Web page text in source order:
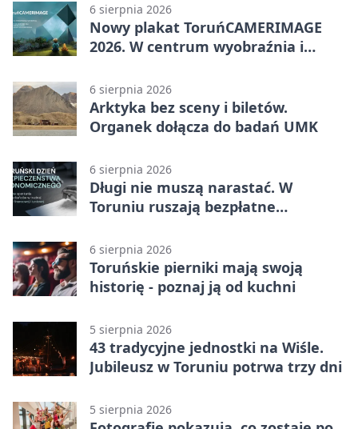
6 sierpnia 2026
Nowy plakat ToruńCAMERIMAGE
2026. W centrum wyobraźnia i
6 sierpnia 2026
Arktyka bez sceny i biletów.
Organek dołącza do badań UMK
6 sierpnia 2026
Długi nie muszą narastać. W
Toruniu ruszają bezpłatne
6 sierpnia 2026
Toruńskie pierniki mają swoją
historię - poznaj ją od kuchni
5 sierpnia 2026
43 tradycyjne jednostki na Wiśle.
Jubileusz w Toruniu potrwa trzy dni
5 sierpnia 2026